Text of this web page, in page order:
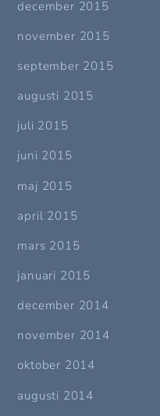
december 2015
november 2015
september 2015
augusti 2015
juli 2015
juni 2015
maj 2015
april 2015
mars 2015
januari 2015
december 2014
november 2014
oktober 2014
augusti 2014